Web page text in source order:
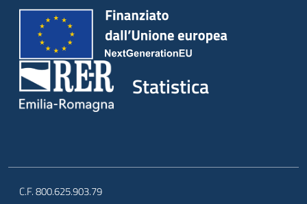
Statistica
C.F. 800.625.903.79